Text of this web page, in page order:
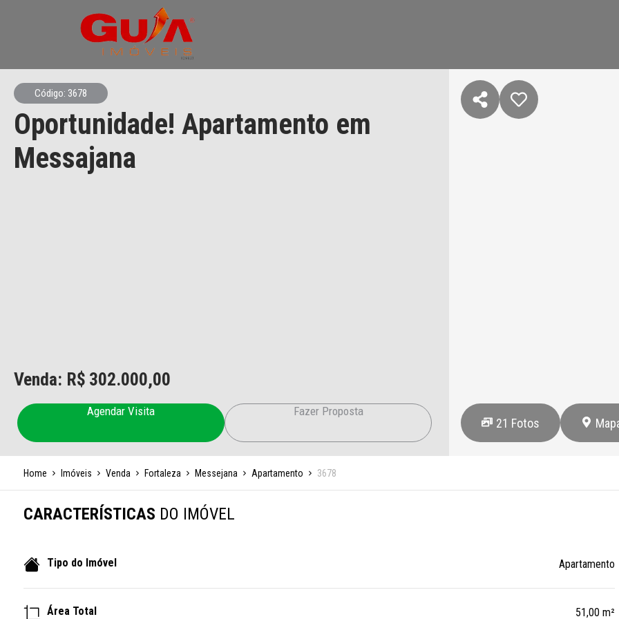
Código: 3678
Oportunidade! Apartamento em
Messajana
Venda: R$ 302.000,00
Agendar Visita Fazer Proposta
21 Fotos
Home Imóveis Venda Fortaleza Messejana Apartamento 3678
CARACTERÍSTICAS DO IMÓVEL
Tipo do Imóvel Apartamento
Área Total 51,00 m²